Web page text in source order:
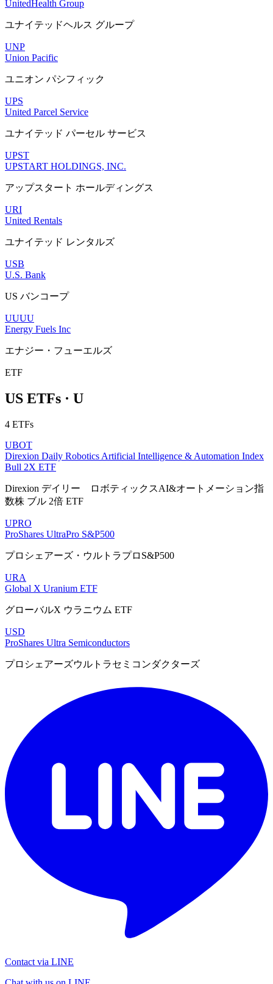
UnitedHealth Group
ユナイテッドヘルス グループ
UNP
Union Pacific
ユニオン パシフィック
UPS
United Parcel Service
ユナイテッド パーセル サービス
UPST
UPSTART HOLDINGS, INC.
アップスタート ホールディングス
URI
United Rentals
ユナイテッド レンタルズ
USB
U.S. Bank
US バンコープ
UUUU
Energy Fuels Inc
エナジー・フューエルズ
ETF
US ETFs · U
4 ETFs
UBOT
Direxion Daily Robotics Artificial Intelligence & Automation Index
Bull 2X ETF
Direxion デイリー ロボティックスAI&オートメーション指
数株 ブル 2倍 ETF
UPRO
ProShares UltraPro S&P500
プロシェアーズ・ウルトラプロS&P500
URA
Global X Uranium ETF
グローバルX ウラニウム ETF
USD
ProShares Ultra Semiconductors
プロシェアーズウルトラセミコンダクターズ
Contact via LINE